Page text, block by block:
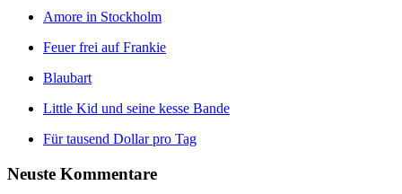
Amore in Stockholm
Feuer frei auf Frankie
Blaubart
Little Kid und seine kesse Bande
Für tausend Dollar pro Tag
Neuste Kommentare